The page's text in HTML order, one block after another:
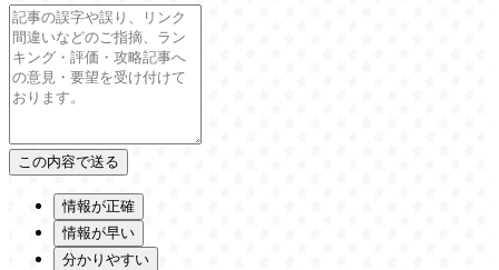
情報が正確
情報が早い
分かりやすい